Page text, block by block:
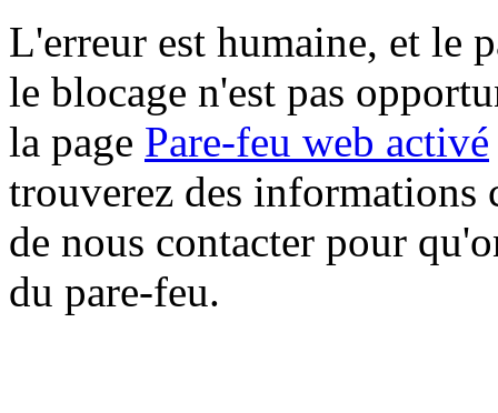
L'erreur est humaine, et le
le blocage n'est pas
la page Pare-feu web activé
trouverez des informations
de nous contacter pour
du pare-feu.